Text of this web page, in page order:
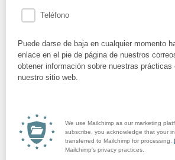
Teléfono
Puede darse de baja en cualquier momento
enlace en el pie de página de nuestros
obtener información sobre nuestras
nuestro sitio web.
We use Mailchimp as our marketing
subscribe, you acknowledge that your
transferred to Mailchimp for processing.
Mailchimp's privacy practices.